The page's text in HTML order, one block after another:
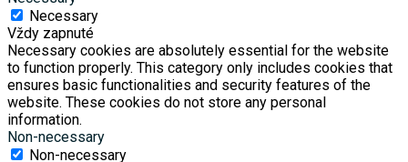
Necessary
Vždy zapnuté
Necessary cookies are absolutely essential for the website
to function properly. This category only includes cookies that
ensures basic functionalities and security features of the
website. These cookies do not store any personal
information.
Non-necessary
Non-necessary